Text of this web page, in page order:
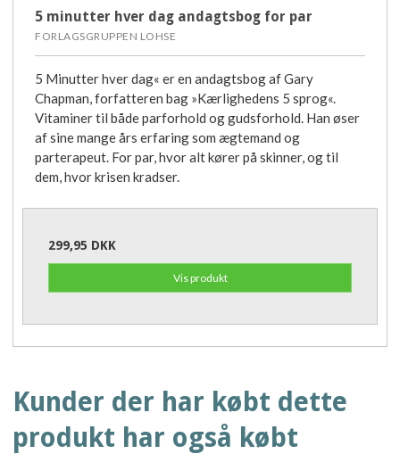
5 minutter hver dag andagtsbog for par
FORLAGSGRUPPEN LOHSE
5 Minutter hver dag« er en andagtsbog af Gary
Chapman, forfatteren bag »Kærlighedens 5 sprog«.
Vitaminer til både parforhold og gudsforhold. Han øser
af sine mange års erfaring som ægtemand og
parterapeut. For par, hvor alt kører på skinner, og til
dem, hvor krisen kradser.
299,95 DKK
Vis produkt
Kunder der har købt dette
produkt har også købt